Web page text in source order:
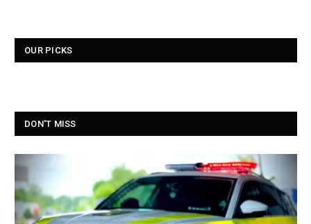
OUR PICKS
DON'T MISS